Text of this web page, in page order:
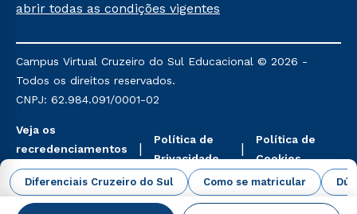
Diferenciais Cruzeiro do Sul Como se matricular
Já para as demais, a taxa de matrícula será de R$
mencionadas são referentes aos cursos: Ensino
Religioso, Geografia para a Docência e Metodologia
do Ensino de História: Questões Atuais.
abrir todas as condições vigentes
Campus Virtual Cruzeiro do Sul Educacional © 2026 -
Todos os direitos reservados.
CNPJ: 62.984.091/0001-02
Veja os
recredenciamentos
aqui
Política de
Privacidade
Política de
Cookies